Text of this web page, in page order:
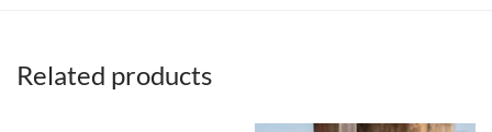
Related products